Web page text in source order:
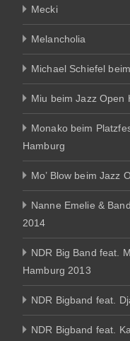
Mecki
Melancholia
Michael Schiefel
Miu beim Jazz Open
Monako beim
Hamburg
Mo’ Blow beim Jazz
Nanne Emelie &
2014
NDR Big Band feat.
Hamburg 2013
NDR Bigband feat.
NDR Bigband feat.